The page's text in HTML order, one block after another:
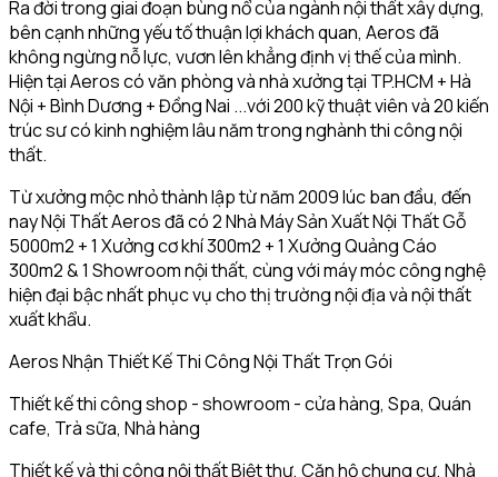
Ra đời trong giai đoạn bùng nổ của ngành nội thất xây dựng,
bên cạnh những yếu tố thuận lợi khách quan, Aeros đã
không ngừng nỗ lực, vươn lên khẳng định vị thế của mình.
Hiện tại Aeros có văn phòng và nhà xưởng tại TP.HCM + Hà
Nội + Bình Dương + Đồng Nai ...với 200 kỹ thuật viên và 20 kiến
trúc sư có kinh nghiệm lâu năm trong nghành thi công nội
thất.
Từ xưởng mộc nhỏ thành lập từ năm 2009 lúc ban đầu, đến
nay Nội Thất Aeros đã có 2 Nhà Máy Sản Xuất Nội Thất Gỗ
5000m2 + 1 Xưởng cơ khí 300m2 + 1 Xưởng Quảng Cáo
300m2 & 1 Showroom nội thất, cùng với máy móc công nghệ
hiện đại bậc nhất phục vụ cho thị trường nội địa và nội thất
xuất khẩu.
Aeros Nhận Thiết Kế Thi Công Nội Thất Trọn Gói
Thiết kế thi công shop - showroom - cửa hàng, Spa, Quán
cafe, Trà sữa, Nhà hàng
Thiết kế và thi công nội thất Biệt thự, Căn hộ chung cư, Nhà